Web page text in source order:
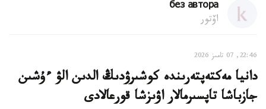
без автора
اۆتور
22:46, 07 تامىز 2026
دانيا مەكتەپتەرىندە كوشىرۋدىڭ الدىن الۋ ءۇشىن
جازباشا تاپسىرمالار اۋىزشا قورعالادى